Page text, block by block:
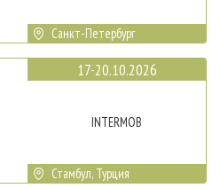
Санкт-Петербург
17-20.10.2026
INTERMOB
Стамбул, Турция